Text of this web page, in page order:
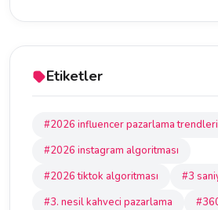
Etiketler
#2026 influencer pazarlama trendleri
#2026 instagram algoritması
#2026 tiktok algoritması
#3
#3. nesil kahveci pazarlama